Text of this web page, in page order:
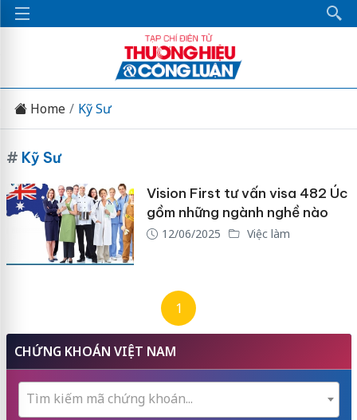
Home Kỹ Sư
# Kỹ Sư
Vision First tư vấn visa 482 Úc
gồm những ngành nghề nào
12/06/2025 Việc làm
1
CHỨNG KHOÁN VIỆT NAM
Tìm kiếm mã chứng khoán...